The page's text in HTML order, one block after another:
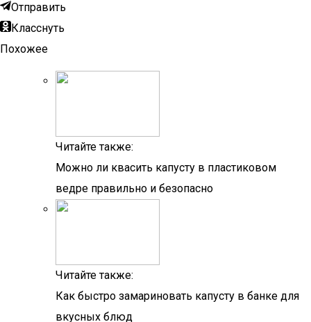
Отправить
Класснуть
Похожее
Читайте также:
Можно ли квасить капусту в пластиковом
ведре правильно и безопасно
Читайте также:
Как быстро замариновать капусту в банке для
вкусных блюд